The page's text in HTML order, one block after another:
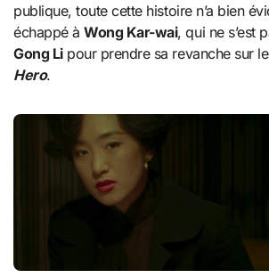
publique, toute cette histoire n’a bien
échappé àWong Kar-wai, qui ne s’est
Gong Lipour prendre sa revanche sur
Hero.